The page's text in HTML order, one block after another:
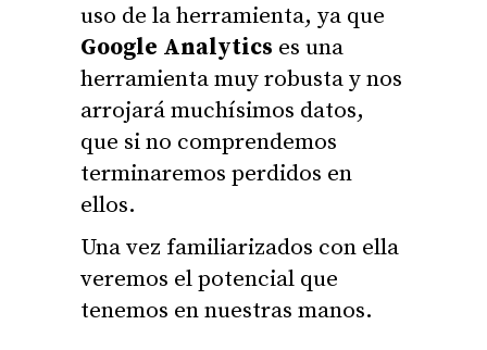
uso de la herramienta, ya que
Google Analytics es una
herramienta muy robusta y nos
arrojará muchísimos datos,
que si no comprendemos
terminaremos perdidos en
ellos.
Una vez familiarizados con ella
veremos el potencial que
tenemos en nuestras manos.